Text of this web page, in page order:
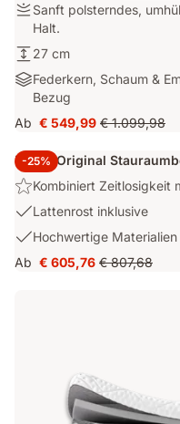
Sanft
polsterndes,
umhüllendes
Gefühl
mit
ausgewogenem
Halt.
Sanft polsterndes,
Halt.
27
cm
27 cm
Federkern,
Schaum
&
Emma
AirGrid®
Schicht
mit
UltraDry™-
Federkern, Schaum &
Bezug
Ab
Preis
€ 549,99
€ 549,99 Ursprünglicher
€ 1.099,98
€ 1.099,98
-25%
Emma Original
Highlight:
Kombiniert
Zeitlosigkeit
mit
796
Kombiniert Zeitlosigkeit
USP
Lattenrost
inklusive
Lattenrost inklusive
USP
3:
Hochwertige
Stauraum
Hochwertige
Ab
Preis
€ 605,76 Ursprünglicher
€ 807,68